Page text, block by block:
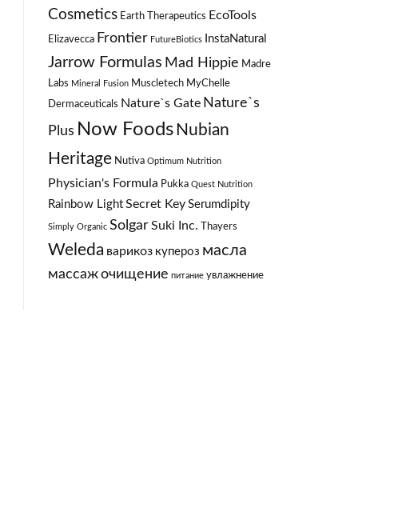
Cosmetics Earth Therapeutics EcoTools
Elizavecca Frontier FutureBiotics InstaNatural
Jarrow Formulas Mad Hippie Madre
Labs Mineral Fusion Muscletech MyChelle
Dermaceuticals Nature`s Gate Nature`s
Plus Now Foods Nubian
Heritage Nutiva Optimum Nutrition
Physician's Formula Pukka Quest Nutrition
Rainbow Light Secret Key Serumdipity
Simply Organic Solgar Suki Inc. Thayers
Weleda варикоз купероз масла
массажочищение питание увлажнение